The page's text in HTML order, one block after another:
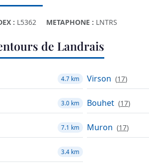
: L5362 METAPHONE : LNTRS
de Landrais
4.7 km Virson (17)
3.0 km Bouhet (17)
7.1 km Muron (17)
3.4 km